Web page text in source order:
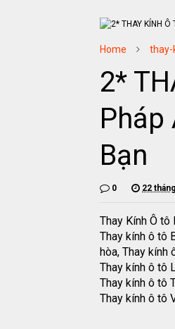
Home thay-
2*
Pháp
Bạn
0 22
Thay Kính Ô tô
Thay kính ô tô
hòa, Thay kính
Thay kính ô tô
Thay kính ô tô
Thay kính ô tô